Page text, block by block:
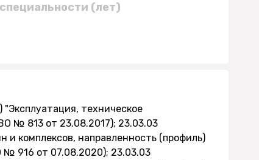
(лет)
техническое
№ 813 от 23.08.2017); 23.03.03
и комплексов, направленность (профиль)
916 от 07.08.2020); 23.03.03